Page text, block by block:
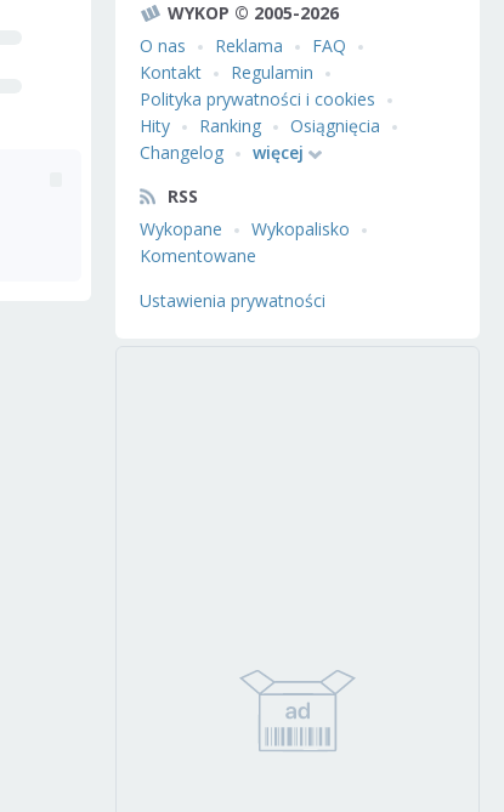
WYKOP © 2005-2026
O nas
Reklama
FAQ
Kontakt
Regulamin
Polityka prywatności i cookies
Hity
Ranking
Osiągnięcia
Changelog
więcej
RSS
Wykopane
Wykopalisko
Komentowane
Ustawienia prywatności